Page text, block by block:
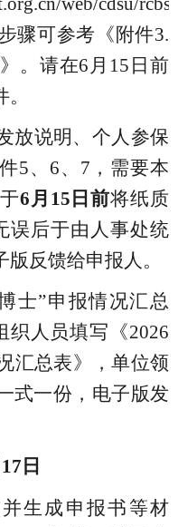
骤可参考《附件3.
。请在6月15日前
放说明 、 个人参保
5、6、7， 需要本
于6月15日前将纸质
误后于由人事处统
版反馈给申报人 。
士”申报情况汇总
织人员填写《2026
汇总表》，单位领
式一份， 电子版发
日
生成申报书等材